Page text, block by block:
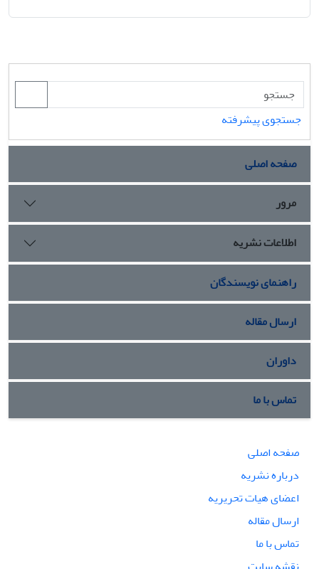
جستجوی پیشرفته
صفحه اصلی
مرور
اطلاعات نشریه
راهنمای نویسندگان
ارسال مقاله
داوران
تماس با ما
صفحه اصلی
درباره نشریه
اعضای هیات تحریریه
ارسال مقاله
تماس با ما